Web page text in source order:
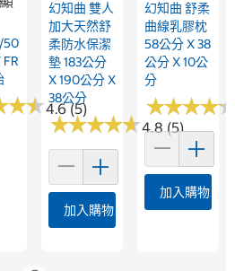
50
FR
★★
★★4.6 (5)
幻知曲 雙人
加大天然舒
柔防水保潔
墊 183公分
X 190公分 X
38公分
★★★★★
★★★★★4.8 (5)
加入購物車
幻知曲 舒柔
曲線乳膠枕
58公分 X 38
公分 X 10公
分
★★★★
★★★★
加入購物車